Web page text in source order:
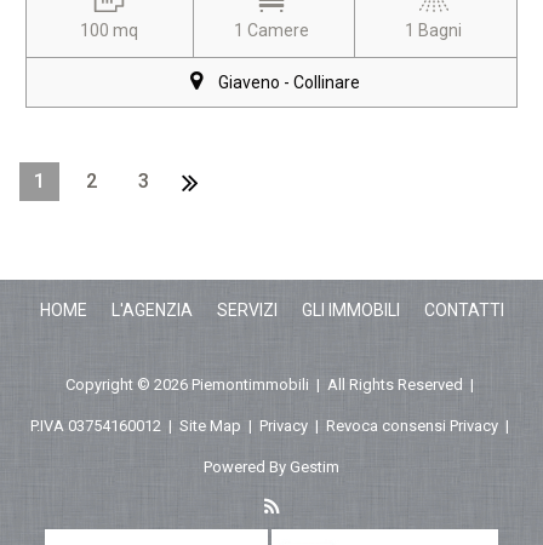
100 mq 1 Camere 1 Bagni
Giaveno - Collinare
1 2 3
HOME L'AGENZIA SERVIZI GLI IMMOBILI CONTATTI
Copyright © 2026 Piemontimmobili | All Rights Reserved |
P.IVA 03754160012 | Site Map | Privacy | Revoca consensi Privacy |
Powered By Gestim